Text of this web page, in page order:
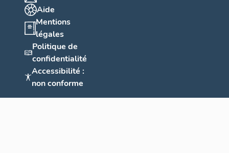
Aide
Mentions
légales
Politique de
confidentialité
Accessibilité :
non conforme